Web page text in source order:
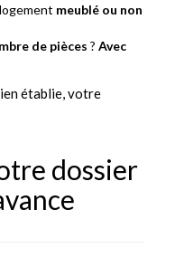
meublé ou non
de pièces ? Avec
établie, votre
dossier